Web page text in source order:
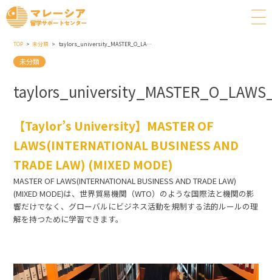
TOP 未分類 taylors_university_MASTER_O_LAWS_INTERNATIONAL_BUSINESS_AND_TRADE_LAW_MIXED_MODE
未分類
【Taylor’s University】MASTER OF
LAWS(INTERNATIONAL BUSINESS AND
TRADE LAW) (MIXED MODE)
MASTER OF LAWS(INTERNATIONAL BUSINESS AND TRADE LAW)
(MIXED MODE)は、世界貿易機関（WTO）のような国際法と機関の影
響だけでなく、グローバルにビジネス活動を規制する法的ルールの理
解を持つために学習できます。